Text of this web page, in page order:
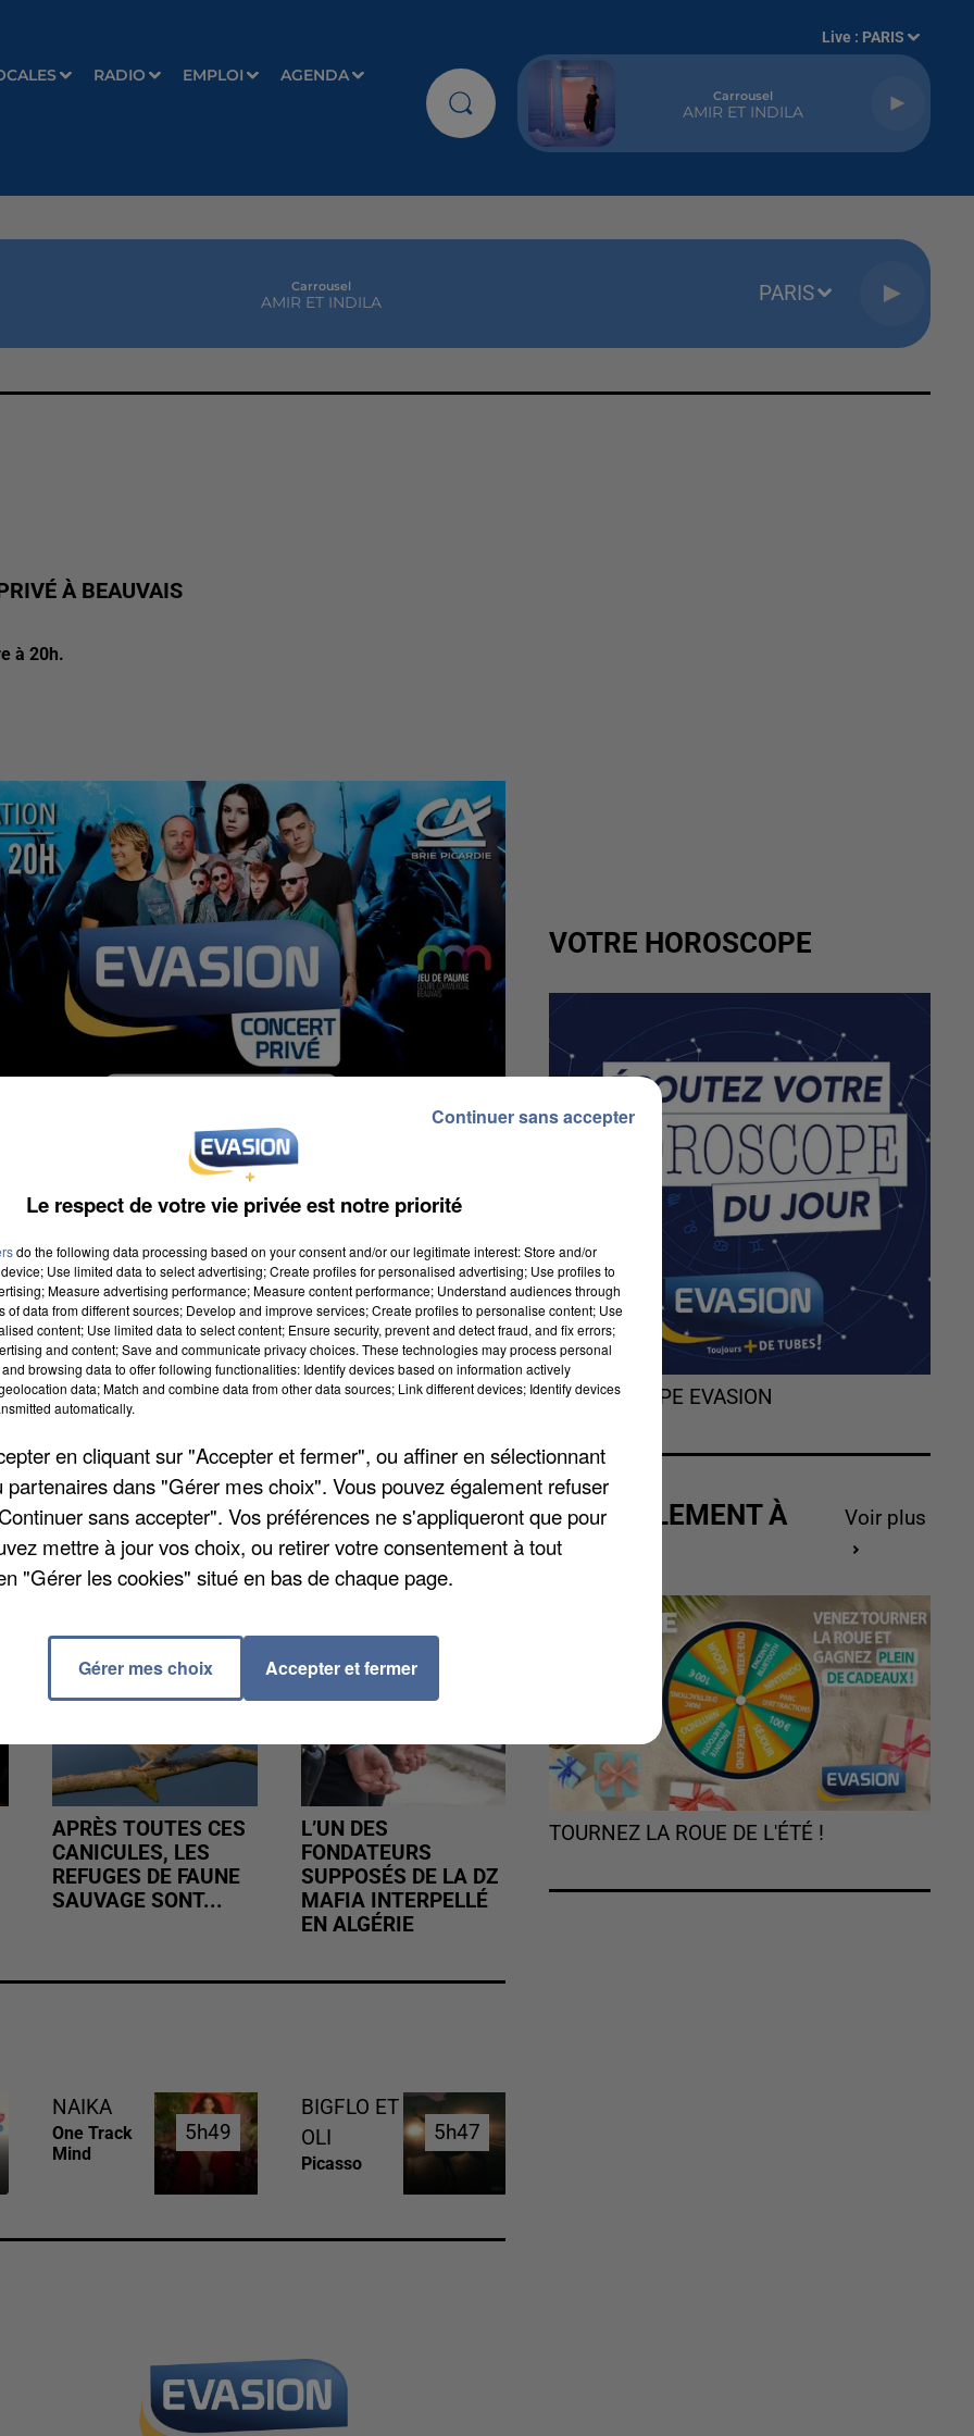
RADIO EMPLOI AGENDA
Live : PARIS
Carrousel
AMIR ET INDILA
Carrousel
AMIR ET INDILA PARIS
À BEAUVAIS
à 20h.
à 20h. Et vous pourrez applaudir, entre
mais aussi des artistes de la scène française qui
Maladrerie Saint-Lazare, un lieu chargé d'histoire et
la responsable des activités jeunesse pour la ville de
à Beauvais, ce sera mercredi prochain. Mais
plus que jusqu'à ce soir pour tenter de
!
APRÈS TOUTES CES
CANICULES, LES
REFUGES DE FAUNE
SAUVAGE SONT...
L’UN DES
FONDATEURS
SUPPOSÉS DE LA DZ
MAFIA INTERPELLÉ
EN ALGÉRIE
NAIKA
One Track
Mind
5h49
5h49
BIGFLO ET
OLI
Picasso
5h47
5h47
VOTRE HOROSCOPE
L'HOROSCOPE EVASION
ACTUELLEMENT À
GAGNER
Voir plus
TOURNEZ LA ROUE DE L'ÉTÉ !
Le respect de votre vie privée est notre priorité
do the following data processing based on your consent and/or our legitimate interest: Store and/or
Use limited data to select advertising; Create profiles for personalised advertising; Use profiles to
Measure advertising performance; Measure content performance; Understand audiences through
of data from different sources; Develop and improve services; Create profiles to personalise content; Use
content; Use limited data to select content; Ensure security, prevent and detect fraud, and fix errors;
and content; Save and communicate privacy choices. These technologies may process personal
browsing data to offer following functionalities: Identify devices based on information actively
data; Match and combine data from other data sources; Link different devices; Identify devices
automatically.
en cliquant sur "Accepter et fermer", ou affiner en sélectionnant
partenaires dans "Gérer mes choix". Vous pouvez également refuser
sans accepter". Vos préférences ne s'appliqueront que pour
mettre à jour vos choix, ou retirer votre consentement à tout
"Gérer les cookies" situé en bas de chaque page.
Gérer mes choix Accepter et fermer
Continuer sans accepter